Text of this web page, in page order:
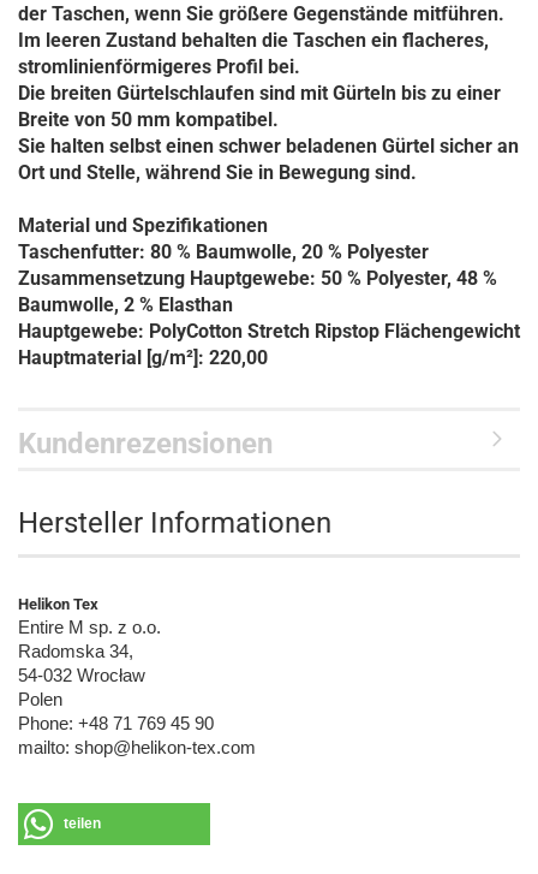
der Taschen, wenn Sie größere Gegenstände mitführen.
Im leeren Zustand behalten die Taschen ein flacheres,
stromlinienförmigeres Profil bei.
Die breiten Gürtelschlaufen sind mit Gürteln bis zu einer
Breite von 50 mm kompatibel.
Sie halten selbst einen schwer beladenen Gürtel sicher an
Ort und Stelle, während Sie in Bewegung sind.
Material und Spezifikationen
Taschenfutter: 80 % Baumwolle, 20 % Polyester
Zusammensetzung Hauptgewebe: 50 % Polyester, 48 %
Baumwolle, 2 % Elasthan
Hauptgewebe: PolyCotton Stretch Ripstop Flächengewicht
Hauptmaterial [g/m²]: 220,00
Kundenrezensionen
Hersteller Informationen
Helikon Tex
Entire M sp. z o.o.
Radomska 34,
54-032 Wrocław
Polen
Phone: +48 71 769 45 90
mailto: shop@helikon-tex.com
teilen